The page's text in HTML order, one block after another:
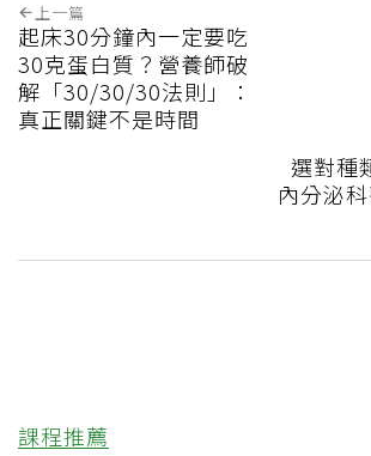
上一篇
起床30分鐘內一定要吃
30克蛋白質？營養師破
解「30/30/30法則」：
真正關鍵不是時間
選對種
內分泌
課程推薦